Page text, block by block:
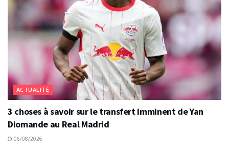
ACTUALITÉ
3 choses à savoir sur le transfert imminent de Yan
Diomande au Real Madrid
06/08/2026